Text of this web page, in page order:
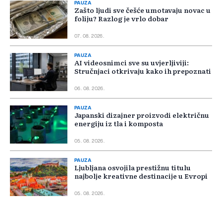
PAUZA
Zašto ljudi sve češće umotavaju novac u
foliju? Razlog je vrlo dobar
07. 08. 2026.
PAUZA
AI videosnimci sve su uvjerljiviji:
Stručnjaci otkrivaju kako ih prepoznati
06. 08. 2026.
PAUZA
Japanski dizajner proizvodi električnu
energiju iz tla i komposta
05. 08. 2026.
PAUZA
Ljubljana osvojila prestižnu titulu
najbolje kreativne destinacije u Evropi
05. 08. 2026.